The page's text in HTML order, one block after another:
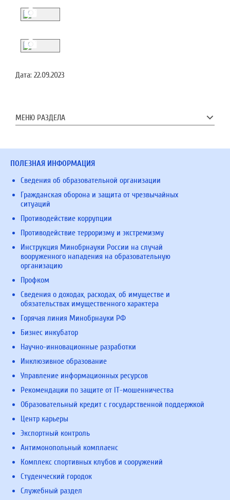
Дата: 22.09.2023
МЕНЮ РАЗДЕЛА
ПОЛЕЗНАЯ ИНФОРМАЦИЯ
Сведения об образовательной организации
Гражданская оборона и защита от чрезвычайных
ситуаций
Противодействие коррупции
Противодействие терроризму и экстремизму
Инструкция Минобрнауки России на случай
вооруженного нападения на образовательную
организацию
Профком
Сведения о доходах, расходах, об имуществе и
обязательствах имущественного характера
Горячая линия Минобрнауки РФ
Бизнес инкубатор
Научно-инновационные разработки
Инклюзивное образование
Управление информационных ресурсов
Рекомендации по защите от IT-мошенничества
Образовательный кредит с государственной поддержкой
Центр карьеры
Экспортный контроль
Антимонопольный комплаенс
Комплекс спортивных клубов и сооружений
Студенческий городок
Служебный раздел